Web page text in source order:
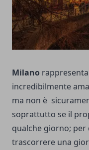
Milano
incredibilmente
ma non è
soprattutto se il
qualche giorno;
trascorrere una